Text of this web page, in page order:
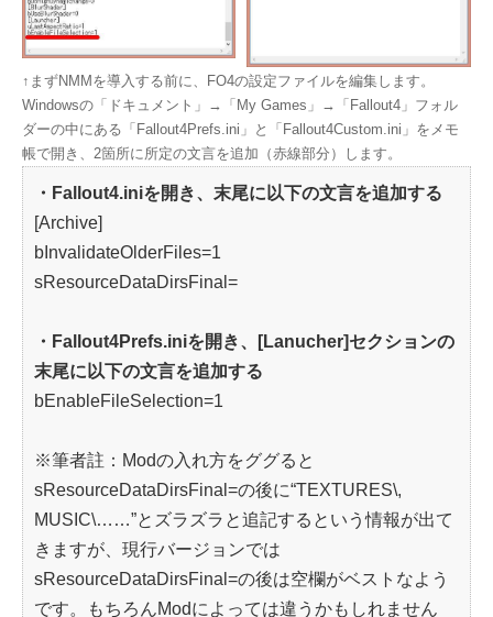
↑まずNMMを導入する前に、FO4の設定ファイルを編集します。
Windowsの「ドキュメント」→「My Games」→「Fallout4」フォル
ダーの中にある「Fallout4Prefs.ini」と「Fallout4Custom.ini」をメモ
帳で開き、2箇所に所定の文言を追加（赤線部分）します。
・Fallout4.iniを開き、末尾に以下の文言を追加する
[Archive]
bInvalidateOlderFiles=1
sResourceDataDirsFinal=
・Fallout4Prefs.iniを開き、[Lanucher]セクションの
末尾に以下の文言を追加する
bEnableFileSelection=1
※筆者註：Modの入れ方をググると
sResourceDataDirsFinal=の後に“TEXTURES\,
MUSIC\……”とズラズラと追記するという情報が出て
きますが、現行バージョンでは
sResourceDataDirsFinal=の後は空欄がベストなよう
です。もちろんModによっては違うかもしれません